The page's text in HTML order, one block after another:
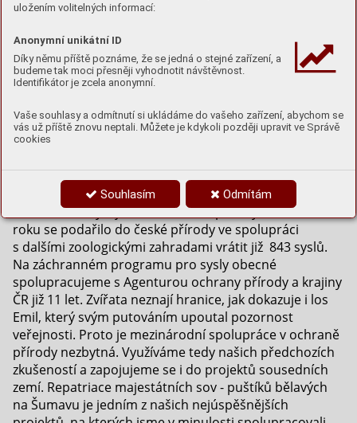
uložením volitelných informací:
Anonymní unikátní ID
Díky němu příště poznáme, že se jedná o stejné zařízení, a
budeme tak moci přesněji vyhodnotit návštěvnost.
Identifikátor je zcela anonymní.
Vaše souhlasy a odmítnutí si ukládáme do vašeho zařízení, abychom se
vás už příště znovu neptali. Můžete je kdykoli později upravit ve Správě
cookies
Souhlasím Odmítám
Udržení životaschopných záložních populací
ohrožených druhů zvířat a jejich návrat do
přírody je v současnosti jeden z hlavních úkolů
moderních zoo. Chovné programy zoologických zahrad
populace druhů po celém světě. Zoo Hluboká se
specializuje na ochranu evropských druhů, zejména
těch, které obývají území České republiky. K letošnímu
roku se podařilo do české přírody ve spolupráci
s dalšími zoologickými zahradami vrátit již 843 syslů.
Na záchranném programu pro sysly obecné
spolupracujeme s Agenturou ochrany přírody a krajiny
ČR již 11 let. Zvířata neznají hranice, jak dokazuje i los
Emil, který svým putováním upoutal pozornost
veřejnosti. Proto je mezinárodní spolupráce v ochraně
přírody nezbytná. Využíváme tedy našich předchozích
zkušeností a zapojujeme se i do projektů sousedních
zemí. Repatriace majestátních sov - puštíků bělavých
na Šumavu je jedním z našich nejúspěšnějších